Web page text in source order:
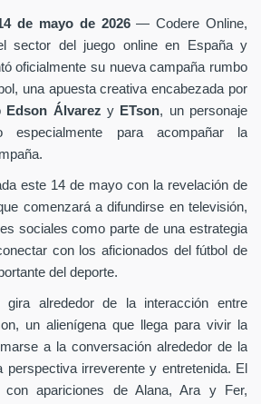
de mayo de 2026— Codere Online,
sector del juego online en España y
oficialmente su nueva campaña rumbo
una apuesta creativa encabezada por
Edson Álvarez yETson, un personaje
especialmente para acompañar la
este 14 de mayo con la revelación de
comenzará a difundirse en televisión,
sociales como parte de una estrategia
con los aficionados del fútbol de
del deporte.
gira alrededor de la interacción entre
un alienígena que llega para vivir la
a la conversación alrededor de la
perspectiva irreverente y entretenida. El
con apariciones de Alana, Ara y Fer,